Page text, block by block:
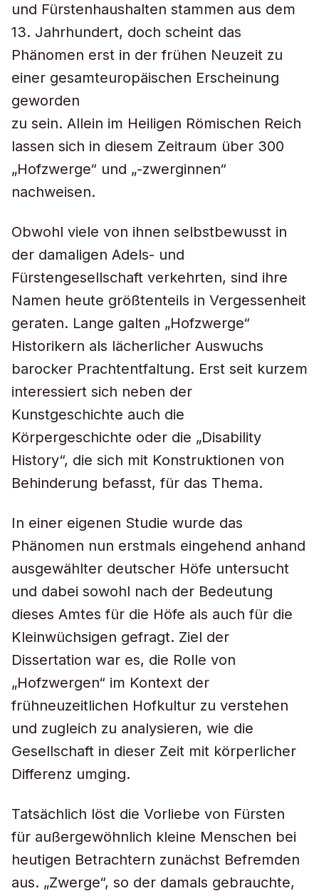
und Fürstenhaushalten stammen aus dem
13. Jahrhundert, doch scheint das
Phänomen erst in der frühen Neuzeit zu
einer gesamteuropäischen Erscheinung
geworden
zu sein. Allein im Heiligen Römischen Reich
lassen sich in diesem Zeitraum über 300
„Hofzwerge“ und „-zwerginnen“
nachweisen.
Obwohl viele von ihnen selbstbewusst in
der damaligen Adels- und
Fürstengesellschaft verkehrten, sind ihre
Namen heute größtenteils in Vergessenheit
geraten. Lange galten „Hofzwerge“
Historikern als lächerlicher Auswuchs
barocker Prachtentfaltung. Erst seit kurzem
interessiert sich neben der
Kunstgeschichte auch die
Körpergeschichte oder die „Disability
History“, die sich mit Konstruktionen von
Behinderung befasst, für das Thema.
In einer eigenen Studie wurde das
Phänomen nun erstmals eingehend anhand
ausgewählter deutscher Höfe untersucht
und dabei sowohl nach der Bedeutung
dieses Amtes für die Höfe als auch für die
Kleinwüchsigen gefragt. Ziel der
Dissertation war es, die Rolle von
„Hofzwergen“ im Kontext der
frühneuzeitlichen Hofkultur zu verstehen
und zugleich zu analysieren, wie die
Gesellschaft in dieser Zeit mit körperlicher
Differenz umging.
Tatsächlich löst die Vorliebe von Fürsten
für außergewöhnlich kleine Menschen bei
heutigen Betrachtern zunächst Befremden
aus. „Zwerge“, so der damals gebrauchte,